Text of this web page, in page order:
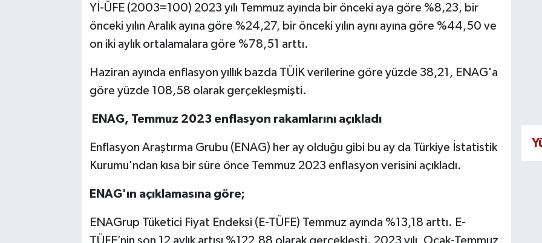
Yİ-ÜFE (2003=100) 2023 yılı Temmuz ayında bir önceki aya göre %8,23, bir
önceki yılın Aralık ayına göre %24,27, bir önceki yılın aynı ayına göre %44,50 ve
on iki aylık ortalamalara göre %78,51 arttı.
Haziran ayında enflasyon yıllık bazda TÜİK verilerine göre yüzde 38,21, ENAG'a
göre yüzde 108,58 olarak gerçekleşmişti.
ENAG, Temmuz 2023 enflasyon rakamlarını açıkladı
Enflasyon Araştırma Grubu (ENAG) her ay olduğu gibi bu ay da Türkiye İstatistik
Kurumu'ndan kısa bir süre önce Temmuz 2023 enflasyon verisini açıkladı.
ENAG'ın açıklamasına göre;
ENAGrup Tüketici Fiyat Endeksi (E-TÜFE) Temmuz ayında %13,18 arttı. E-